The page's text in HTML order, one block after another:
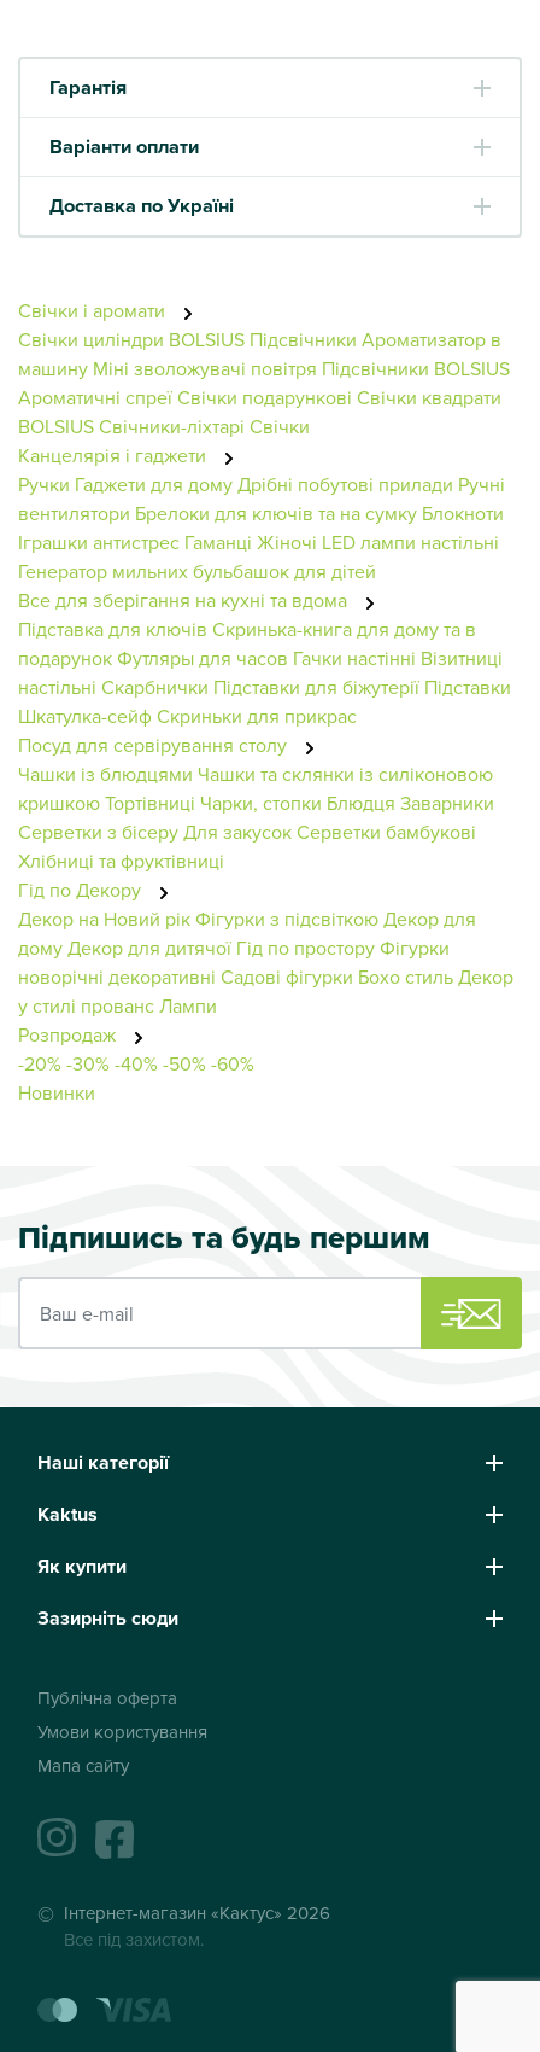
Гарантія
Варіанти оплати
Доставка по Україні
Свічки і аромати
Свічки циліндри BOLSIUS Підсвічники Ароматизатор в
машину Міні зволожувачі повітря Підсвічники BOLSIUS
Ароматичні спреїСвічки подарункові Свічки квадрати
BOLSIUSСвічники-ліхтарі Свічки
Канцелярія і гаджети
Ручки Гаджети для домуДрібні побутові прилади Ручні
вентилятори Брелоки для ключів та на сумку Блокноти
Іграшки антистрес Гаманці Жіночі LED лампи настільні
Генератор мильних бульбашок для дітей
Все для зберігання на кухні та вдома
Підставка для ключів Скринька-книга для дому та в
подарунокФутляры для часов Гачки настінні Візитниці
настільні Скарбнички Підставки для біжутерії Підставки
Шкатулка-сейф Скриньки для прикрас
Посуд для сервірування столу
Чашки із блюдцями Чашки та склянки із силіконовою
кришкоюТортівниці Чарки, стопки Блюдця Заварники
Серветки з бісеруДля закусокСерветки бамбукові
Хлібниці та фруктівниці
Гід по Декору
Декор на Новий рікФігурки з підсвіткоюДекор для
домуДекор для дитячої Гід по просторуФігурки
новорічні декоративні Садові фігурки Бохо стильДекор
у стилі провансЛампи
Розпродаж
-20%-30%-40%-50%-60%
Новинки
Підпишись та будь першим
Наші категорії
Kaktus
Як купити
Зазирніть сюди
Публічна оферта
Умови користування
Мапа сайту
instagramfacebook
Інтернет-магазин «Кактус» 2026
Все під захистом.
mastercard